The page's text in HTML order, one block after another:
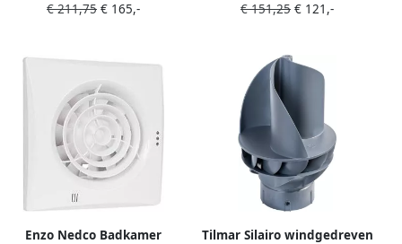
zwenkfunctie | excl.
€ 211,75 € 165,-
zwenkfunctie | Mtools
€ 151,25 € 121,-
Enzo Nedco Badkamer
Tilmar Silairo windgedreven